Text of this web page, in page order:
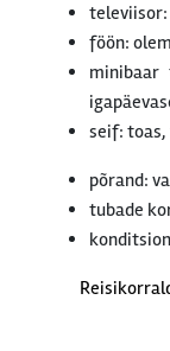
föön:
minibaar
seif:
põrand:
tubade